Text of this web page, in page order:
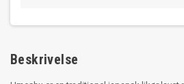
Beskrivelse